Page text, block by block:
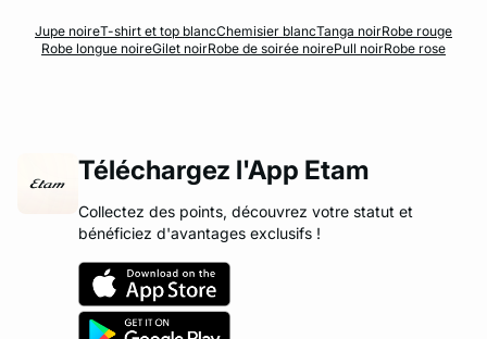
Jupe noireT-shirt et top blancChemisier blancTanga noirRobe rouge
Robe longue noireGilet noirRobe de soirée noirePull noirRobe rose
Téléchargez l'App Etam
Collectez des points, découvrez votre statut et
bénéficiez d'avantages exclusifs !